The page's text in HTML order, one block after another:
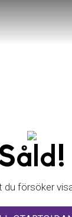
du försöker